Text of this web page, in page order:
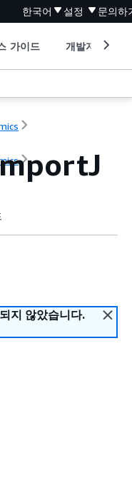
한국어 설정 문의하
가이드 개발자 도구
지 않았습니다.